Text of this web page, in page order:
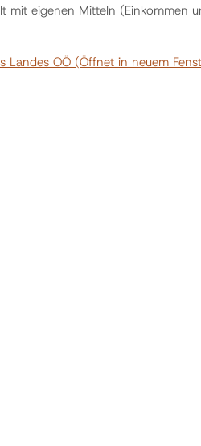
mit eigenen Mitteln (Einkommen
Landes OÖ (Öffnet in neuem